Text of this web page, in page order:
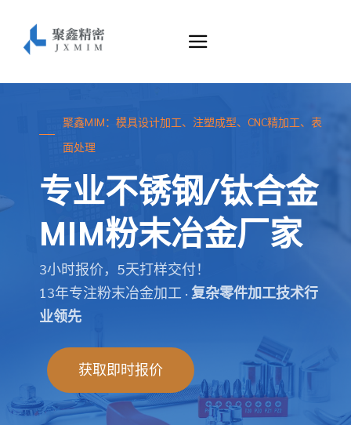
聚鑫MIM：模具设计加工、注塑成型、CNC精加工、表
面处理
专业不锈钢/钛合金
MIM粉末冶金厂家
3小时报价，5天打样交付！
13年专注粉末冶金加工 · 复杂零件加工技术行
业领先
获取即时报价